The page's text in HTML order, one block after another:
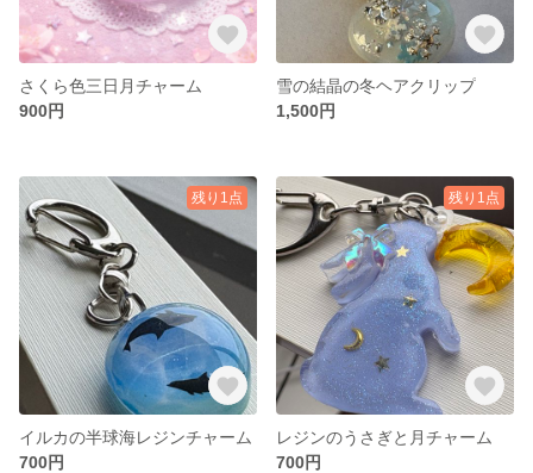
さくら色三日月チャーム
900円
雪の結晶の冬ヘアクリップ
1,500円
残り1点
イルカの半球海レジンチャーム
700円
残り1点
レジンのうさぎと月チャーム
700円